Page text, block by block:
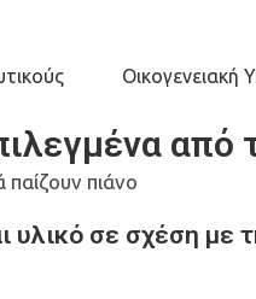
Οικογενειακή
από
υλικό σε σχέση με